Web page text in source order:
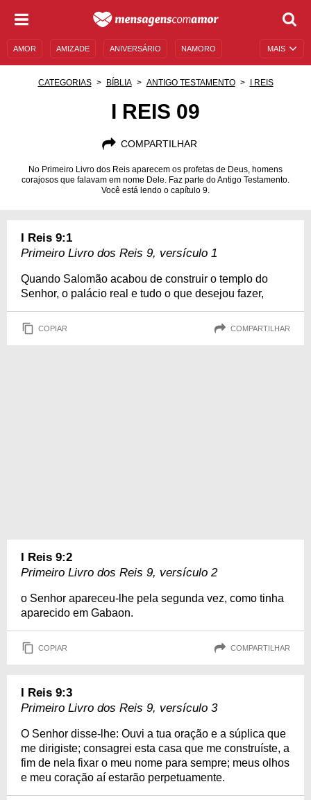
MAIS
AMOR AMIZADE ANIVERSÁRIO NAMORO
CATEGORIAS BÍBLIA ANTIGO TESTAMENTO I REIS
I REIS 09
COMPARTILHAR
No Primeiro Livro dos Reis aparecem os profetas de Deus, homens
corajosos que falavam em nome Dele. Faz parte do Antigo Testamento.
Você está lendo o capítulo 9.
I Reis 9:1
Primeiro Livro dos Reis 9, versículo 1
Quando Salomão acabou de construir o templo do
Senhor, o palácio real e tudo o que desejou fazer,
COPIAR COMPARTILHAR
I Reis 9:2
Primeiro Livro dos Reis 9, versículo 2
o Senhor apareceu-lhe pela segunda vez, como tinha
aparecido em Gabaon.
COPIAR COMPARTILHAR
I Reis 9:3
Primeiro Livro dos Reis 9, versículo 3
O Senhor disse-lhe: Ouvi a tua oração e a súplica que
me dirigiste; consagrei esta casa que me construíste, a
fim de nela fixar o meu nome para sempre; meus olhos
e meu coração aí estarão perpetuamente.